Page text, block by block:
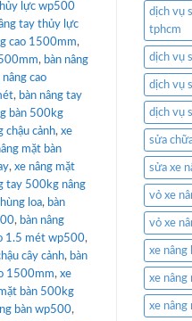
lực wp500
tay thủy lực
cao 1500mm,
, bàn nâng
cao
, bàn nâng tay
bàn 500kg
chậu cảnh, xe
mặt bàn
, xe nâng mặt
tay 500kg nâng
loa, bàn
, bàn nâng
1.5 mét wp500,
cây cảnh, bàn
1500mm, xe
bàn 500kg
bàn wp500,
dịch vụ
tphcm
dịch vụ
dịch vụ
dịch vụ
sửa
sửa xe
vỏ xe
vỏ xe
xe nâng
xe nâng
xe nâng